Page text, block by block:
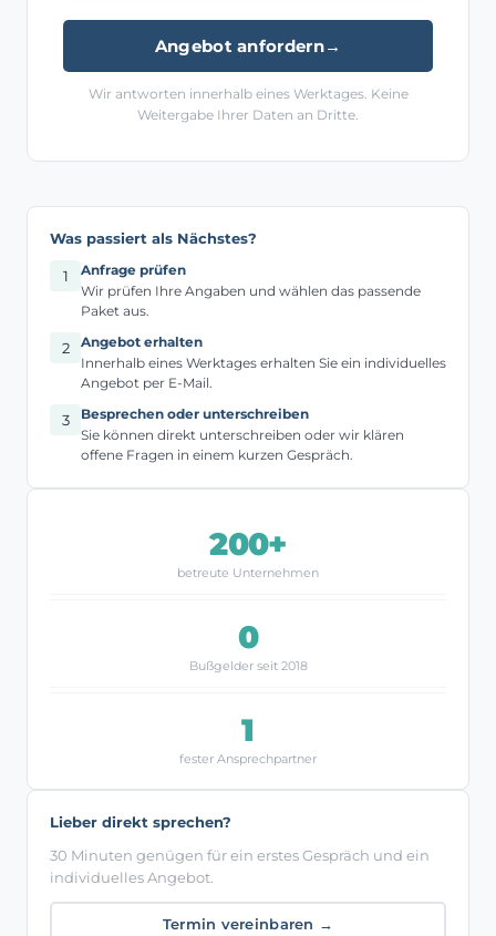
Angebot anfordern→
Wir antworten innerhalb eines Werktages. Keine
Weitergabe Ihrer Daten an Dritte.
Was passiert als Nächstes?
1
Anfrage prüfen
Wir prüfen Ihre Angaben und wählen das passende
Paket aus.
2
Angebot erhalten
Innerhalb eines Werktages erhalten Sie ein individuelles
Angebot per E-Mail.
3
Besprechen oder unterschreiben
Sie können direkt unterschreiben oder wir klären
offene Fragen in einem kurzen Gespräch.
200+
betreute Unternehmen
0
Bußgelder seit 2018
1
fester Ansprechpartner
Lieber direkt sprechen?
30 Minuten genügen für ein erstes Gespräch und ein
individuelles Angebot.
Termin vereinbaren →